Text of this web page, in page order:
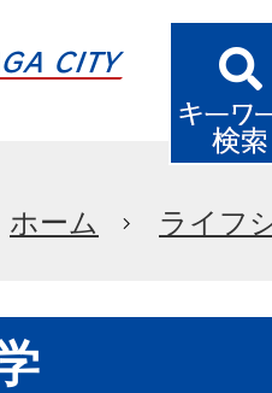
ホーム ライフ